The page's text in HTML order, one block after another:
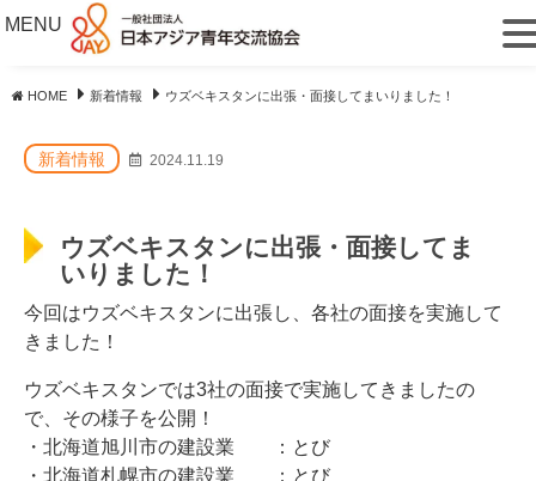
HOME 新着情報 ウズベキスタンに出張・面接してまいりました！
新着情報 2024.11.19
ウズベキスタンに出張・面接してま
いりました！
今回はウズベキスタンに出張し、各社の面接を実施して
きました！
ウズベキスタンでは3社の面接で実施してきましたの
で、その様子を公開！
・北海道旭川市の建設業 ：とび
・北海道札幌市の建設業 ：とび
MENU